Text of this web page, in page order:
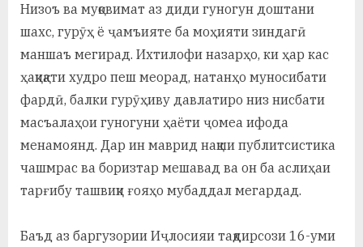
Низоъ ва муқовимат аз диди гуногун доштани
шахс, гурӯҳ ё ҷамъияте ба моҳияти зиндагӣ
маншаъ мегирад. Ихтилофи назарҳо, ки ҳар кас
ҳақиқати худро пеш меорад, натанҳо муносибати
фардӣ, балки гурӯҳиву давлатиро низ нисбати
масъалаҳои гуногуни ҳаёти ҷомеа ифода
менамоянд. Дар ин маврид нақши публитсистика
чашмрас ва боризтар мешавад ва он ба аслиҳаи
тарғибу ташвиқи ғояҳо мубаддал мегардад.
Баъд аз баргузории Иҷлосияи тақдирсози 16-уми